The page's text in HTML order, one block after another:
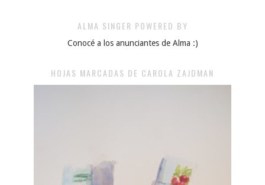
ALMA SINGER POWERED BY
Conocé a los anunciantes de Alma :)
HOJAS MARCADAS DE CAROLA ZAJDMAN